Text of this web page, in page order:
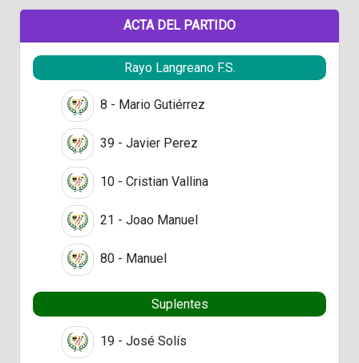
ACTA DEL PARTIDO
Rayo Langreano F.S.
8 - Mario Gutiérrez
39 - Javier Perez
10 - Cristian Vallina
21 - Joao Manuel
80 - Manuel
Suplentes
19 - José Solís